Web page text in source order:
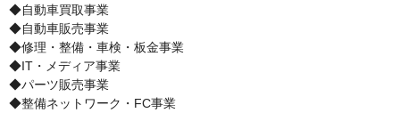
◆自動車買取事業
◆自動車販売事業
◆修理・整備・車検・板金事業
◆IT・メディア事業
◆パーツ販売事業
◆整備ネットワーク・FC事業